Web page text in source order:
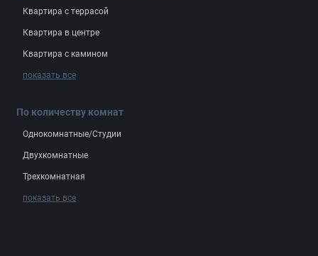
Квартира с террасой
Квартира в центре
Квартира с камином
показать все
По количеству комнат
Однокомнатные/Студии
Двухкомнатные
Трехкомнатная
показать все